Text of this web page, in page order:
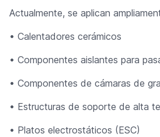
Actualmente, se aplican
• Calentadores cerámicos
• Componentes aislantes para
• Componentes de cámaras de
• Estructuras de soporte de alta
• Platos electrostáticos (ESC)